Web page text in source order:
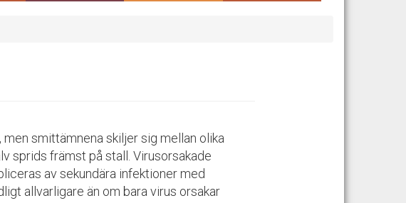
smittämnena skiljer sig mellan olika
sprids främst på stall. Virusorsakade
av sekundära infektioner med
allvarligare än om bara virus orsakar